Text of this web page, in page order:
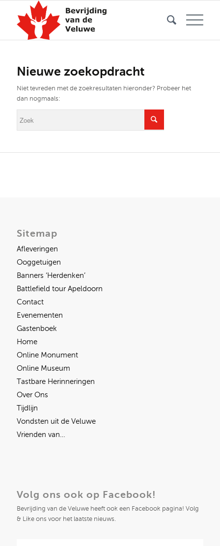
Nieuwe zoekopdracht
Niet tevreden met de zoekresultaten hieronder? Probeer het
dan nogmaals:
Sitemap
Afleveringen
Ooggetuigen
Banners ‘Herdenken’
Battlefield tour Apeldoorn
Contact
Evenementen
Gastenboek
Home
Online Monument
Online Museum
Tastbare Herinneringen
Over Ons
Tijdlijn
Vondsten uit de Veluwe
Vrienden van…
Volg ons ook op Facebook!
Bevrijding van de Veluwe heeft ook een Facebook pagina! Volg
& Like ons voor het laatste nieuws.